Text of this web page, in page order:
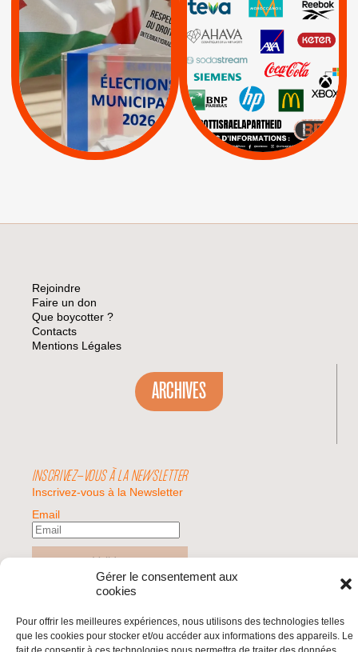
Gérer le consentement aux
cookies
Pour offrir les meilleures expériences, nous utilisons des technologies telles
que les cookies pour stocker et/ou accéder aux informations des appareils. Le
INTERNATIONAL EN
PALESTINE
APPELS | Actus |
Espaces Sans
Apartheid
| Lettres d'interpellation
AXA BNP | CAF |
Carrefour | HP |
Keter |
Livres et brochures |
Mehadrin | PUMA
Sodastream |
Visuels, tracts,
affiches,...
Rejoindre
Faire un don
Que boycotter ?
Contacts
Mentions Légales
ARCHIVES
INSCRIVEZ-VOUS À LA NEWSLETTER
Inscrivez-vous à la Newsletter
Email
Valider
© 2026 | BDS France | Boycott Désinvestissement Sanctions, la réponse
citoyenne et non-violente à l'impunité d'Israël |